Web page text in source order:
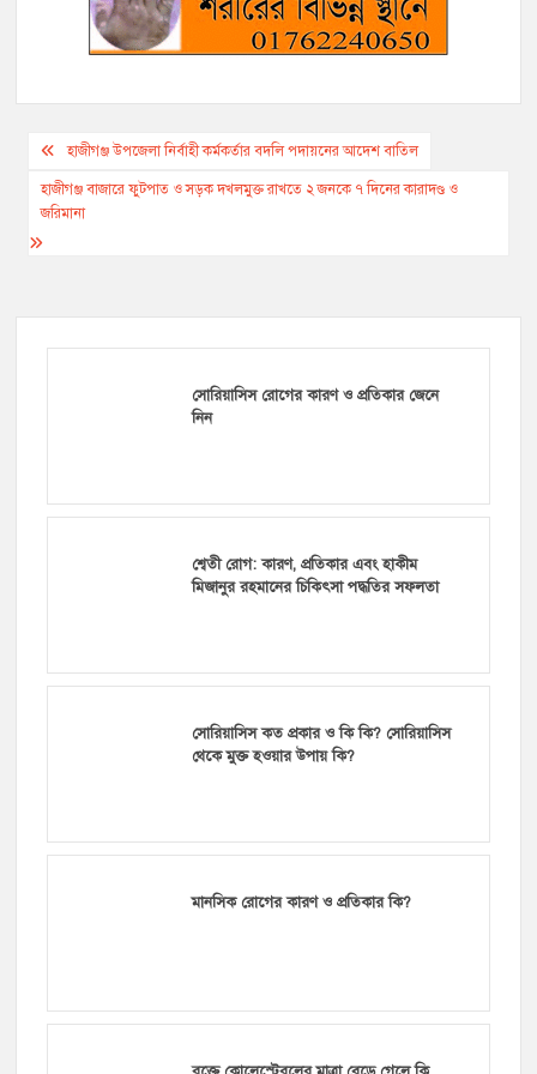
Post
navigation
হাজীগঞ্জ উপজেলা নির্বাহী কর্মকর্তার বদলি পদায়নের আদেশ বাতিল
হাজীগঞ্জ বাজারে ফুটপাত ও সড়ক দখলমুক্ত রাখতে ২ জনকে ৭ দিনের কারাদণ্ড ও
জরিমানা
সোরিয়াসিস রোগের কারণ ও প্রতিকার জেনে
নিন
শ্বেতী রোগ: কারণ, প্রতিকার এবং হাকীম
মিজানুর রহমানের চিকিৎসা পদ্ধতির সফলতা
সোরিয়াসিস কত প্রকার ও কি কি? সোরিয়াসিস
থেকে মুক্ত হওয়ার উপায় কি?
মানসিক রোগের কারণ ও প্রতিকার কি?